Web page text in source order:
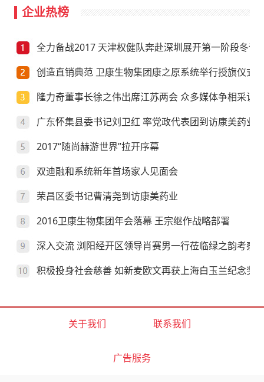
企业热榜
全力备战2017 天津权健队奔赴深圳展开第一阶段冬训
创造直销典范 卫康生物集团康之原系统举行授旗仪式
隆力奇董事长徐之伟出席江苏两会 众多媒体争相采访
广东怀集县委书记刘卫红 率党政代表团到访康美药业
2017“随尚赫游世界”拉开序幕
双迪融和系统新年首场家人见面会
荣昌区委书记曹清尧到访康美药业
2016卫康生物集团年会落幕 王宗继作战略部署
深入交流 浏阳经开区领导肖赛男一行莅临绿之韵考察
积极投身社会慈善 如新麦欧文再获上海白玉兰纪念奖
关于我们 联系我们
广告服务